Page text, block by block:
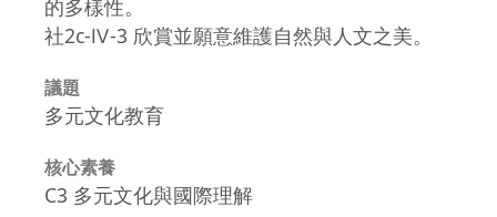
的多樣性。
社2c-Ⅳ-3 欣賞並願意維護自然與人文之美。
議題
多元文化教育
核心素養
C3 多元文化與國際理解